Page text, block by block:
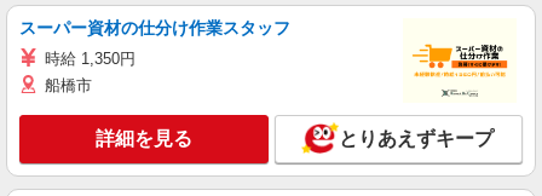
スーパー資材の仕分け作業スタッフ
時給 1,350円
船橋市
詳細を見る とりあえずキープ